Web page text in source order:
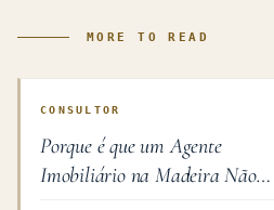
MORE TO READ
CONSULTOR
Porque é que um Agente
Imobiliário na Madeira Não